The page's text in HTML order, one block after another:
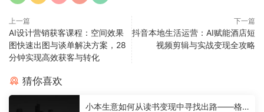
上一篇
AI设计营销获客课程：空间效果
图快速出图与谈单解决方案，28
分钟实现高效获客与转化
下一篇
抖音本地生活运营：AI赋能酒店短
视频剪辑与实战变现全攻略
猜你喜欢
小本生意如何从读书变现中寻找出路——格